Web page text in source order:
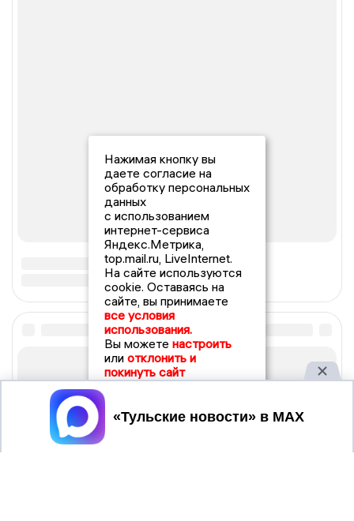
Нажимая кнопку вы
даете согласие на
обработку персональных
данных
с использованием
интернет-сервиса
Яндекс.Метрика,
top.mail.ru, LiveInternet.
На сайте используются
cookie. Оставаясь на
сайте, вы принимаете
все условия
использования.
Вы можете настроить
или отклонить и
покинуть сайт
Принять